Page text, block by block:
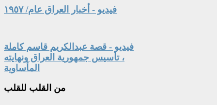
فيديو - أخبار العراق عام/ ١٩٥٧
فيديو - قصة عبدالكريم قاسم كاملة
، تأسيس جمهورية العراق ونهايته
المأساوية
من القلب للقلب